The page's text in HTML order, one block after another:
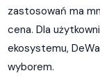
zastosowań ma
cena. Dla
ekosystemu,
wyborem.